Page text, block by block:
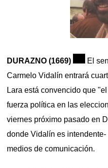
DURAZNO (1669)
El
Carmelo Vidalín entrará
Lara está convencido que
fuerza política en las
viernes próximo pasado en
donde Vidalín es
medios de comunicación.